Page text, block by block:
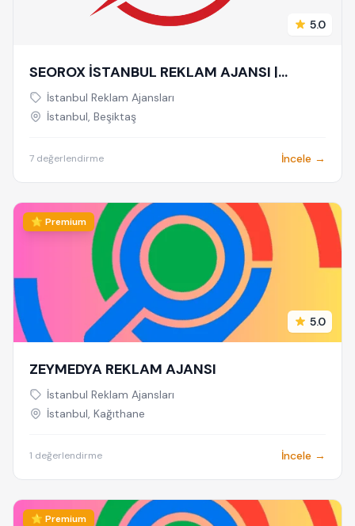
5.0
SEOROX İSTANBUL REKLAM AJANSI |
İSTANBUL REKLAM AJANSLARI, DİJİTAL
PAZARLAMA AJANSI, SEO AJANSI &
İstanbul Reklam Ajansları
İstanbul, Beşiktaş
7 değerlendirme İncele →
⭐ Premium
5.0
ZEYMEDYA REKLAM AJANSI
İstanbul Reklam Ajansları
İstanbul, Kağıthane
1 değerlendirme İncele →
⭐ Premium